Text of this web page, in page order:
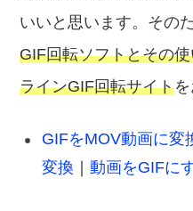
いいと思います。その
GIF回転ソフトとその
ラインGIF回転サイト
GIFをMOV動画に変
変換 ｜動画をGIFに